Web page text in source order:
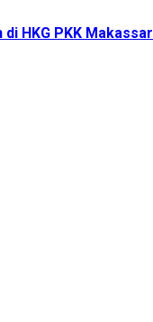
HKG PKK Makassar